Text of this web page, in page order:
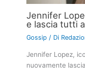
Jennifer
e lascia tutti
Gossip / Di
Jennifer Lopez,
nuovamente